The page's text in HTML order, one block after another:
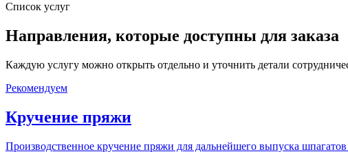
Список услуг
Направления, которые доступны для заказа
Каждую услугу можно открыть отдельно и уточнить детали
Рекомендуем
Кручение пряжи
Производственное кручение пряжи для дальнейшего выпуска